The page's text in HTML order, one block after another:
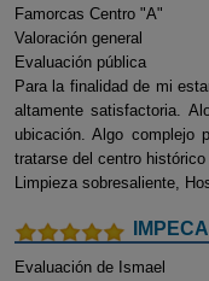
Famorcas Centro "A"
Valoración general
Evaluación pública
Para la finalidad de mi
altamente satisfactoria.
ubicación. Algo complejo
tratarse del centro
Limpieza sobresaliente,
Evaluación de Ismael